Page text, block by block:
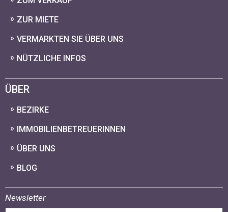
ZUR MIETE
VERMARKTEN SIE ÜBER UNS
NÜTZLICHE INFOS
ÜBER
BEZIRKE
IMMOBILIENBETREUERINNEN
ÜBER UNS
BLOG
Newsletter